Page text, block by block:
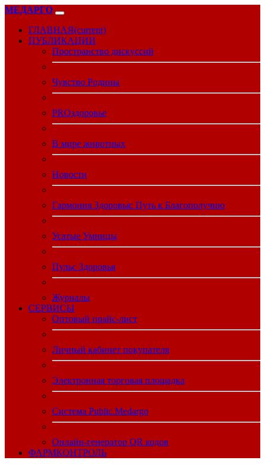
МЕДАРГО
ГЛАВНАЯ(current)
ПУБЛИКАЦИИ
Пространство дискуссий
Чувство Родины
PROздоровье
В мире животных
Новости
Гармония Здоровья: Путь к Благополучию
Усатые Умницы
Пульс Здоровья
Журналы
CЕРВИСЫ
Оптовый прайс-лист
Личный кабинет покупателя
Электронная торговая площадка
Система Public.Medargo
Онлайн-генератор QR кодов
ФАРМКОНТРОЛЬ